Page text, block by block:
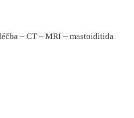
–⁠ CT –⁠ MRI –⁠ mastoiditida